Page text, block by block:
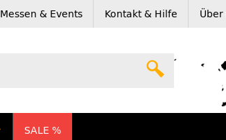
Messen & Events Kontakt & Hilfe Über
SALE %